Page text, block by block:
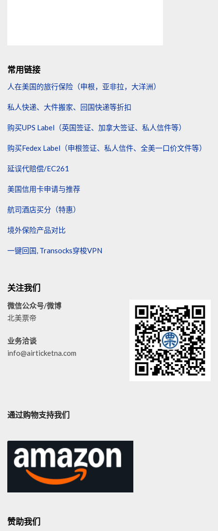
常用链接
人在美国的旅行保险（申根，亚非拉，大洋洲）
私人快递、大件搬家、回国快递等折扣
购买UPS Label（英国签证、加拿大签证、私人信件等）
购买Fedex Label（申根签证、私人信件、全美一口价文件等）
延误代赔偿/EC261
美国信用卡申请与推荐
航司酒店买分（特惠）
境外保险产品对比
一键回国, Transocks穿梭VPN
关注我们
微信公众号/微博
北美票帝
业务洽谈
info@airticketna.com
通过购物支持我们
赞助我们